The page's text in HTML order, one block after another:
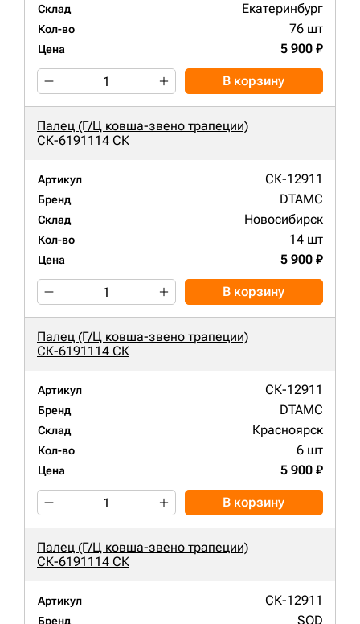
Склад Екатеринбург
Кол-во 76 шт
Цена 5 900 ₽
В корзину
Палец (Г/Ц ковша-звено трапеции)
СК-6191114 СК
Артикул СК-12911
Бренд DTAMC
Склад Новосибирск
Кол-во 14 шт
Цена 5 900 ₽
В корзину
Палец (Г/Ц ковша-звено трапеции)
СК-6191114 СК
Артикул СК-12911
Бренд DTAMC
Склад Красноярск
Кол-во 6 шт
Цена 5 900 ₽
В корзину
Палец (Г/Ц ковша-звено трапеции)
СК-6191114 СК
Артикул СК-12911
Бренд SOD